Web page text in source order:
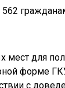
562
мест для
форме
с